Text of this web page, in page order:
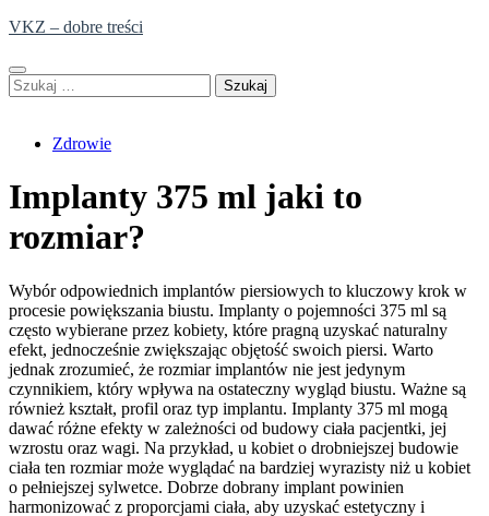
Skip
content
VKZ – dobre treści
Szukaj:
Zdrowie
Implanty 375 ml jaki to
rozmiar?
Wybór odpowiednich implantów piersiowych to kluczowy krok w
procesie powiększania biustu. Implanty o pojemności 375 ml są
często wybierane przez kobiety, które pragną uzyskać naturalny
efekt, jednocześnie zwiększając objętość swoich piersi. Warto
jednak zrozumieć, że rozmiar implantów nie jest jedynym
czynnikiem, który wpływa na ostateczny wygląd biustu. Ważne są
również kształt, profil oraz typ implantu. Implanty 375 ml mogą
dawać różne efekty w zależności od budowy ciała pacjentki, jej
wzrostu oraz wagi. Na przykład, u kobiet o drobniejszej budowie
ciała ten rozmiar może wyglądać na bardziej wyrazisty niż u kobiet
o pełniejszej sylwetce. Dobrze dobrany implant powinien
harmonizować z proporcjami ciała, aby uzyskać estetyczny i